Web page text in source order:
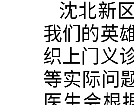
沈北新
我们的英
织上门义
等实际问